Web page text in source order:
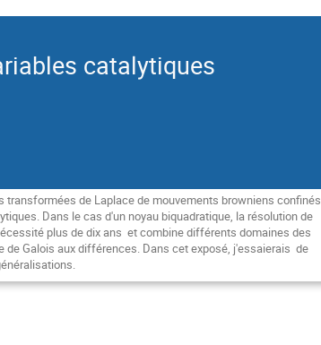
catalytiques
de Laplace de mouvements browniens confinés
Dans le cas d'un noyau biquadratique, la résolution de
plus de dix ans et combine différents domaines des
Galois aux différences. Dans cet exposé, j'essaierais de